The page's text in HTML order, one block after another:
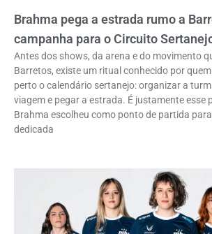
Brahma pega a estrada rumo a
campanha para o Circuito
Antes dos shows, da arena e do movimento
Barretos, existe um ritual conhecido por
perto o calendário sertanejo: organizar a
viagem e pegar a estrada. É justamente esse
Brahma escolheu como ponto de partida
dedicada